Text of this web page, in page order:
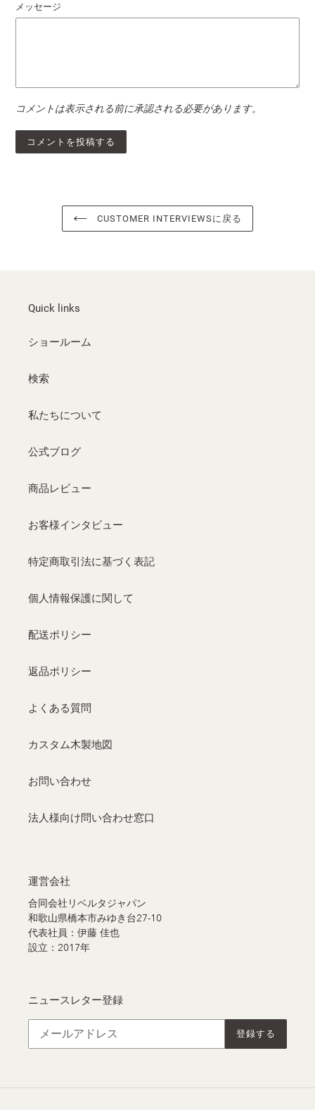
メッセージ
コメントは表示される前に承認される必要があります。
CUSTOMER INTERVIEWSに戻る
Quick links
ショールーム
検索
私たちについて
公式ブログ
商品レビュー
お客様インタビュー
特定商取引法に基づく表記
個人情報保護に関して
配送ポリシー
返品ポリシー
よくある質問
カスタム木製地図
お問い合わせ
法人様向け問い合わせ窓口
運営会社
合同会社リベルタジャパン
和歌山県橋本市みゆき台27-10
代表社員：伊藤 佳也
設立：2017年
ニュースレター登録
登録する